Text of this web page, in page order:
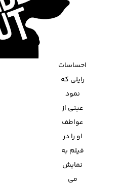
احساسات
رایلی که
نمود
عینی از
عواطف
او را در
فیلم به
نمایش
می